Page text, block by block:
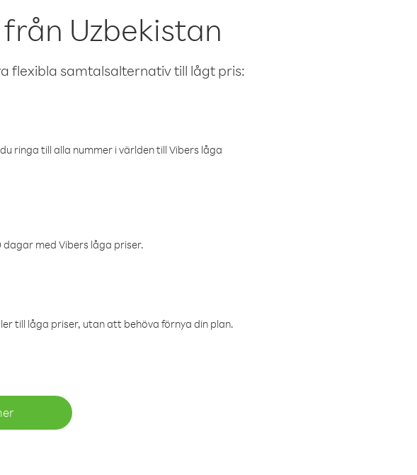
Uzbekistan
flexibla samtalsalternativ till lågt pris:
ringa till alla nummer i världen till Vibers låga
med Vibers låga priser.
till låga priser, utan att behöva förnya din plan.